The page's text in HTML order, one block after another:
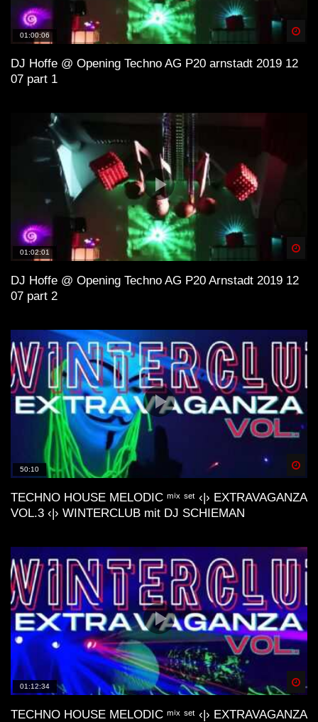
01:00:06
DJ Hoffe @ Opening Techno AG P20 arnstadt 2019 12
07 part 1
01:02:01
DJ Hoffe @ Opening Techno AG P20 Arnstadt 2019 12
07 part 2
50:10
TECHNO HOUSE MELODIC ᵐⁱˣ ˢᵉᵗ ‹|› EXTRAVAGANZA
VOL.3 ‹|› WINTERCLUB mit DJ SCHIEMAN
01:12:34
TECHNO HOUSE MELODIC ᵐⁱˣ ˢᵉᵗ ‹|› EXTRAVAGANZA